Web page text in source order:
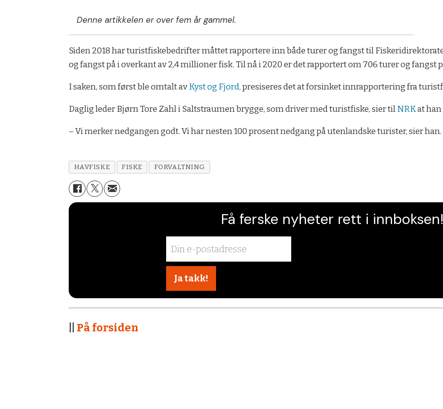
Denne artikkelen er over fem år gammel.
Siden 2018 har turistfiskebedrifter måttet rapportere inn både turer og fangst til
og fangst på i overkant av 2,4 millioner fisk. Til nå i 2020 er det rapportert om 706 turer og fangst
I saken, som først ble omtalt avKyst og Fjord,presiseres det at forsinket innrapportering fra
Daglig leder Bjørn Tore Zahl i Saltstraumen brygge, som driver med turistfiske, sier tilNRKat han
– Vi merker nedgangen godt. Vi har nesten 100 prosent nedgang på utenlandske turister, sier han.
HAVFISKE FISKE FORVALTNING
Få ferske nyheter rett i innboksen!
På forsiden